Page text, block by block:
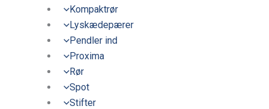
Kompaktrør
Lyskædepærer
Pendler ind
Proxima
Rør
Spot
Stifter